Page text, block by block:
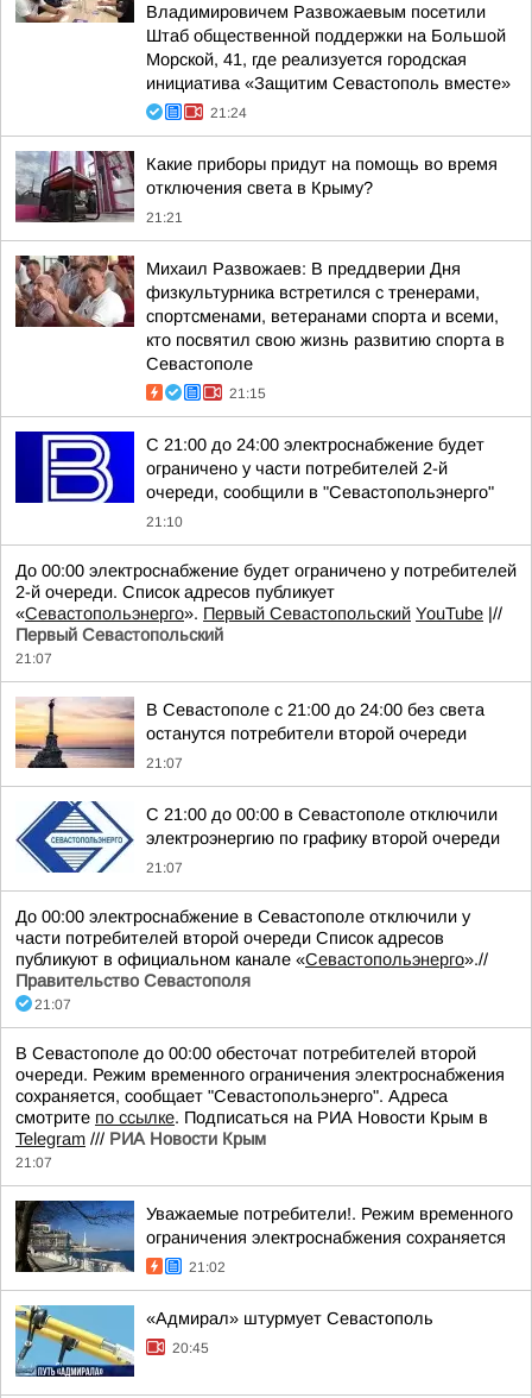
Владимировичем Развожаевым посетили
Штаб общественной поддержки на Большой
Морской, 41, где реализуется городская
инициатива «Защитим Севастополь вместе»
21:24
Какие приборы придут на помощь во время
отключения света в Крыму?
21:21
Михаил Развожаев: В преддверии Дня
физкультурника встретился с тренерами,
спортсменами, ветеранами спорта и всеми,
кто посвятил свою жизнь развитию спорта в
Севастополе
21:15
С 21:00 до 24:00 электроснабжение будет
ограничено у части потребителей 2-й
очереди, сообщили в "Севастопольэнерго"
21:10
До 00:00 электроснабжение будет ограничено у потребителей
2-й очереди. Список адресов публикует
«Севастопольэнерго». Первый Севастопольский YouTube |//
Первый Севастопольский
21:07
В Севастополе с 21:00 до 24:00 без света
останутся потребители второй очереди
21:07
С 21:00 до 00:00 в Севастополе отключили
электроэнергию по графику второй очереди
21:07
До 00:00 электроснабжение в Севастополе отключили у
части потребителей второй очереди Список адресов
публикуют в официальном канале «Севастопольэнерго».//
Правительство Севастополя
21:07
В Севастополе до 00:00 обесточат потребителей второй
очереди. Режим временного ограничения электроснабжения
сохраняется, сообщает "Севастопольэнерго". Адреса
смотрите по ссылке. Подписаться на РИА Новости Крым в
Telegram /// РИА Новости Крым
21:07
Уважаемые потребители!. Режим временного
ограничения электроснабжения сохраняется
21:02
«Адмирал» штурмует Севастополь
20:45